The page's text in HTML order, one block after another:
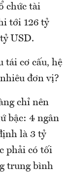
chức tài
tới 126 tỷ
USD.
tái cơ cấu, hệ
đơn vị?
chỉ nên
bậc: 4 ngân
là 3 tỷ
phải có tối
trung bình